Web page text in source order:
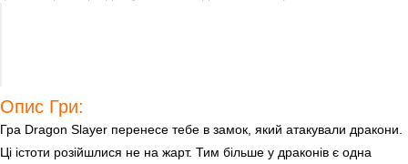
Опис Гри:
Гра Dragon Slayer перенесе тебе в замок, який атакували дракони.
Ці істоти розійшлися не на жарт. Тим більше у драконів є одна